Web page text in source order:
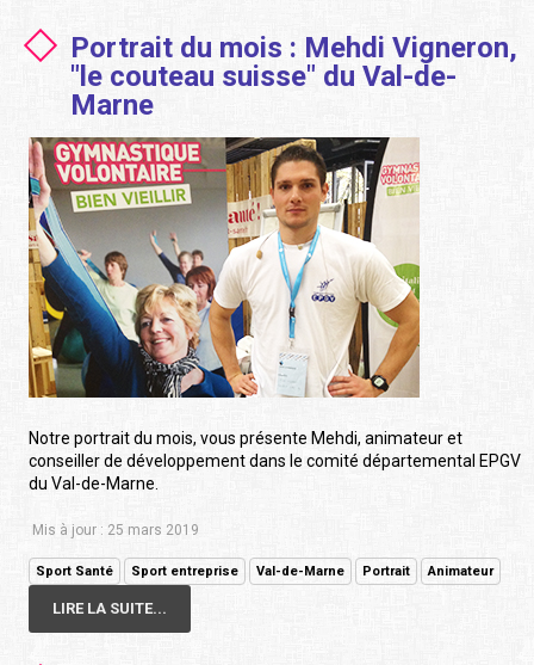
Portrait du mois : Mehdi Vigneron,
"le couteau suisse" du Val-de-
Marne
Notre portrait du mois, vous présente Mehdi, animateur et
conseiller de développement dans le comité départemental EPGV
du Val-de-Marne.
Mis à jour : 25 mars 2019
Sport Santé Sport entreprise Val-de-Marne Portrait Animateur
LIRE LA SUITE...